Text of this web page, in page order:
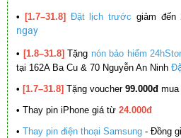
• [1.7–31.8] Đặt lịch trước giảm đến
ngay
• [1.8–31.8] Tặng nón bảo hiểm
tại 162A Ba Cu & 70 Nguyễn An Ninh
• [1.7–31.8] Tặng voucher 99.000đ
• Thay pin iPhone giá từ 24.000đ
• Thay pin điện thoại Samsung - Đồng